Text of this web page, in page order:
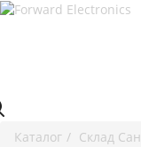
Каталог Cклад